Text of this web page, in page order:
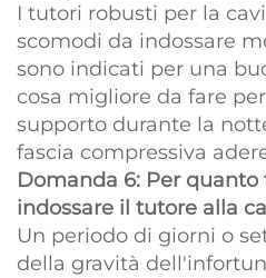
I tutori robusti per la
scomodi da indossare
sono indicati per una
cosa migliore da fare
supporto durante la
fascia compressiva
Domanda 6: Per
indossare il tutore alla
Un periodo di giorni o
della gravità